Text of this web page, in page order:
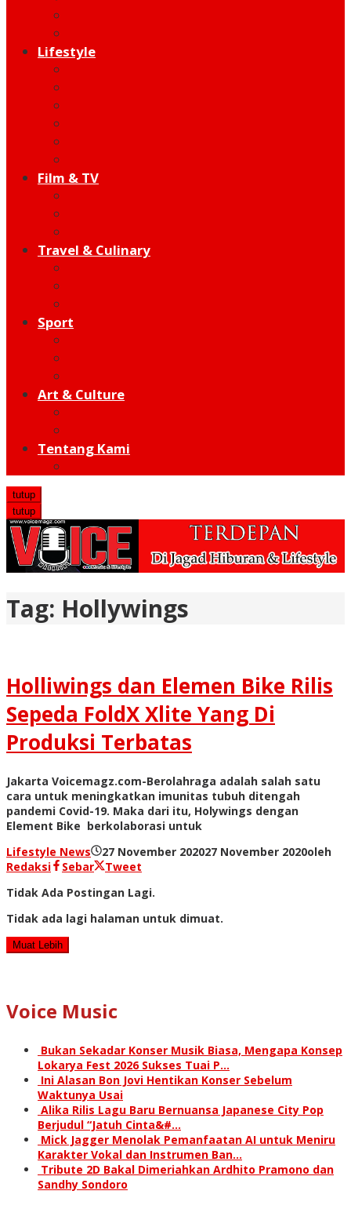
Lifestyle
Film & TV
Travel & Culinary
Sport
Art & Culture
Tentang Kami
tutup
tutup
Tag: Hollywings
Holliwings dan Elemen Bike Rilis
Sepeda FoldX Xlite Yang Di
Produksi Terbatas
Jakarta Voicemagz.com-Berolahraga adalah salah satu
cara untuk meningkatkan imunitas tubuh ditengah
pandemi Covid-19. Maka dari itu, Holywings dengan
Element Bike berkolaborasi untuk
Lifestyle News
27 November 202027 November 2020oleh
Redaksi
Sebar
Tweet
Tidak Ada Postingan Lagi.
Tidak ada lagi halaman untuk dimuat.
Muat Lebih
Voice Music
Bukan Sekadar Konser Musik Biasa, Mengapa Konsep
Lokarya Fest 2026 Sukses Tuai P…
Ini Alasan Bon Jovi Hentikan Konser Sebelum
Waktunya Usai
Alika Rilis Lagu Baru Bernuansa Japanese City Pop
Berjudul “Jatuh Cinta&#…
Mick Jagger Menolak Pemanfaatan AI untuk Meniru
Karakter Vokal dan Instrumen Ban…
Tribute 2D Bakal Dimeriahkan Ardhito Pramono dan
Sandhy Sondoro